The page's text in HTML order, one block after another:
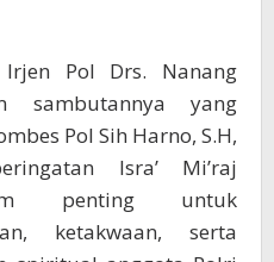
Pol Drs. Nanang
sambutannya yang
Pol Sih Harno, S.H,
Isra’ Mi’raj
penting untuk
ketakwaan, serta